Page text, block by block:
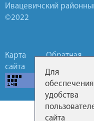
Ивацевичский
©2022
Карта
сайта
Обратная
связь
Для
обеспечения
удобства
сайта